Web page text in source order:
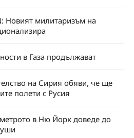
Новият милитаризъм на
в Газа продължават
на Сирия обяви, че ще
полети с Русия
в Ню Йорк доведе до